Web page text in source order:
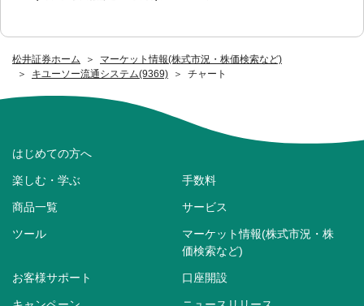
松井証券ホーム
マーケット情報(株式市況・株価検索など)
キユーソー流通システム(9369)
チャート
はじめての方へ
楽しむ・学ぶ 手数料
商品一覧 サービス
ツール
マーケット情報(株式市況・株
価検索など)
お客様サポート 口座開設